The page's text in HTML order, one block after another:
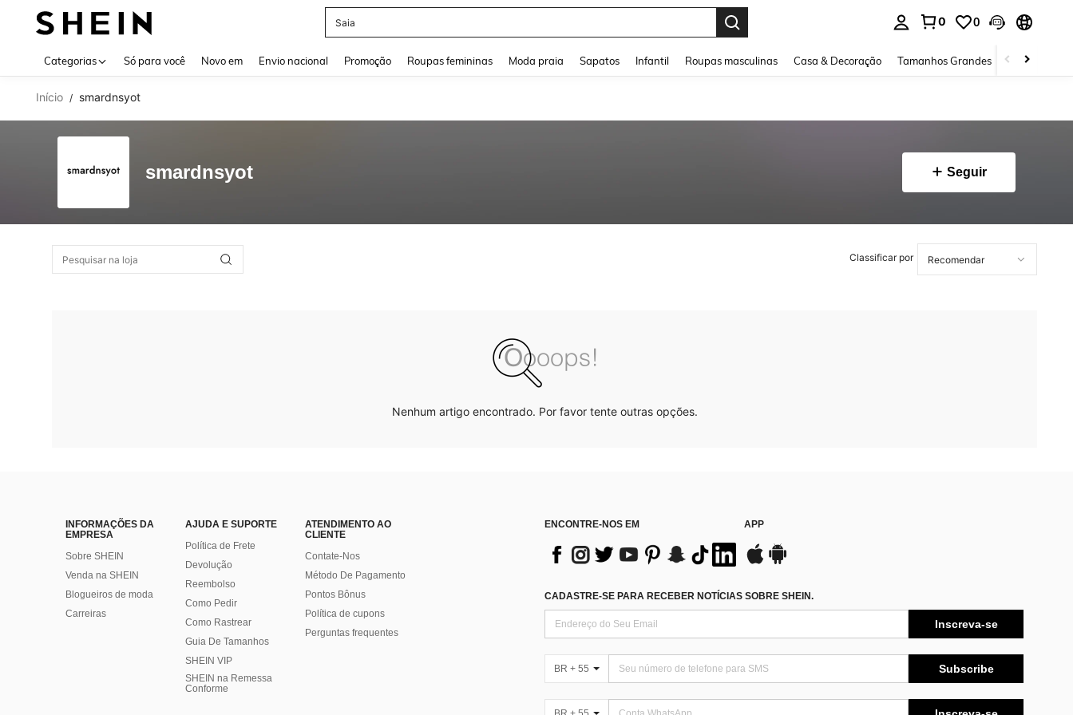
Saia
0 0
Categorias Só para você Novo em Envio nacional Promoção Roupas femininas Moda praia Sapatos Infantil Roupas masculinas Casa & Decoração Tamanhos Grandes Joias e
Início / smardnsyot
smardnsyot Seguir
Classificar por
Nenhum artigo encontrado. Por favor tente outras opções.
INFORMAÇÕES DA
EMPRESA
Sobre SHEIN
Venda na SHEIN
Blogueiros de moda
Carreiras
AJUDA E SUPORTE
Política de Frete
Devolução
Reembolso
Como Pedir
Como Rastrear
Guia De Tamanhos
SHEIN VIP
SHEIN na Remessa
Conforme
ATENDIMENTO AO
CLIENTE
Contate-Nos
Método De Pagamento
Pontos Bônus
Política de cupons
Perguntas frequentes
ENCONTRE-NOS EM APP
CADASTRE-SE PARA RECEBER NOTÍCIAS SOBRE SHEIN.
Inscreva-se
BR + 55 Subscribe